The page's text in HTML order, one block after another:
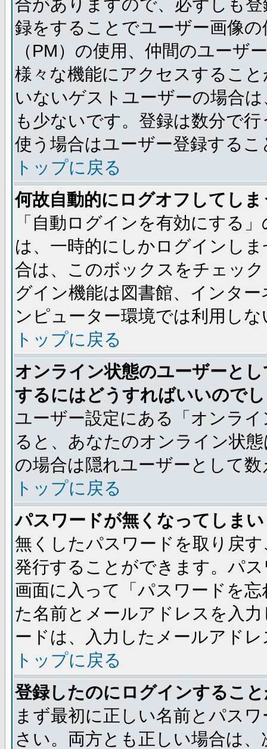
合がありますので、必ずしも
録をすることでユーザー画像
（PM）の使用、仲間のユーザ
様々な機能にアクセスするこ
いないゲストユーザーの場合
も少ないです。登録は数分で
使う場合はユーザー登録する
トップに戻る
何故自動的にログオフしてし
「自動ログインを有効にする
は、一時的にしかログインし
合は、このボックスをチェッ
グイン機能は図書館、インタ
ンピューター環境では利用し
トップに戻る
オンライン状態のユーザーと
するにはどうすればいいので
ユーザー設定にある「オンラ
ると、あなたのオンライン状
の場合は隠れユーザーとして
トップに戻る
パスワードが無くなってしま
無くしたパスワードを取り戻
発行することができます。パ
画面に入って「パスワードを
た名前とメールアドレスを入
ードは、入力したメールアド
トップに戻る
登録したのにログインするこ
まず最初に正しい名前とパス
さい。両方とも正しい場合は